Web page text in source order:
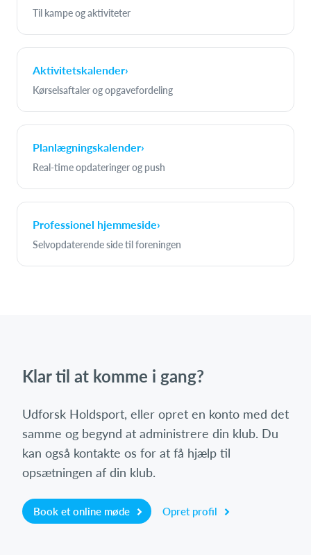
Til kampe og aktiviteter
Aktivitetskalender›
Kørselsaftaler og opgavefordeling
Planlægningskalender›
Real-time opdateringer og push
Professionel hjemmeside›
Selvopdaterende side til foreningen
Klar til at komme i gang?
Udforsk Holdsport, eller opret en konto med det
samme og begynd at administrere din klub. Du
kan også kontakte os for at få hjælp til
opsætningen af din klub.
Book et online møde Opret profil